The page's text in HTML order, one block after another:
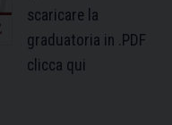
scaricare la
graduatoria in .PDF
clicca qui